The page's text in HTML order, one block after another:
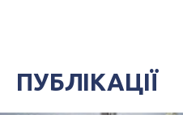
ПУБЛІКАЦІЇ